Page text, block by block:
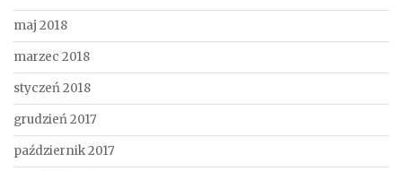
maj 2018
marzec 2018
styczeń 2018
grudzień 2017
październik 2017